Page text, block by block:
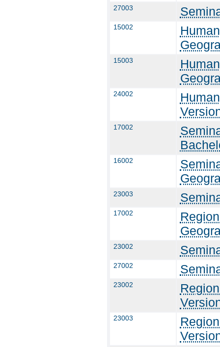
27003
15002
15003
24002
17002
16002
23003
17002
23002
27002
23002
23003